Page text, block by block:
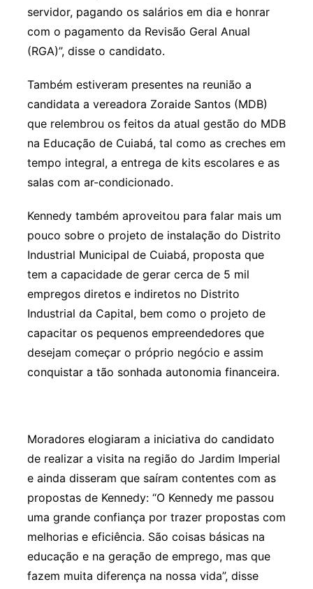
servidor, pagando os salários em dia e honrar
com o pagamento da Revisão Geral Anual
(RGA)”, disse o candidato.
Também estiveram presentes na reunião a
candidata a vereadora Zoraide Santos (MDB)
que relembrou os feitos da atual gestão do MDB
na Educação de Cuiabá, tal como as creches em
tempo integral, a entrega de kits escolares e as
salas com ar-condicionado.
Kennedy também aproveitou para falar mais um
pouco sobre o projeto de instalação do Distrito
Industrial Municipal de Cuiabá, proposta que
tem a capacidade de gerar cerca de 5 mil
empregos diretos e indiretos no Distrito
Industrial da Capital, bem como o projeto de
capacitar os pequenos empreendedores que
desejam começar o próprio negócio e assim
conquistar a tão sonhada autonomia financeira.
Moradores elogiaram a iniciativa do candidato
de realizar a visita na região do Jardim Imperial
e ainda disseram que saíram contentes com as
propostas de Kennedy: “O Kennedy me passou
uma grande confiança por trazer propostas com
melhorias e eficiência. São coisas básicas na
educação e na geração de emprego, mas que
fazem muita diferença na nossa vida”, disse